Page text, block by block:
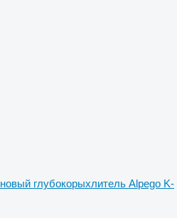
новый глубокорыхлитель Alpego K-